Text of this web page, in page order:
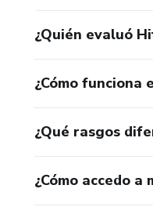
¿Quién evaluó
¿Cómo funciona
¿Qué rasgos
¿Cómo accedo a